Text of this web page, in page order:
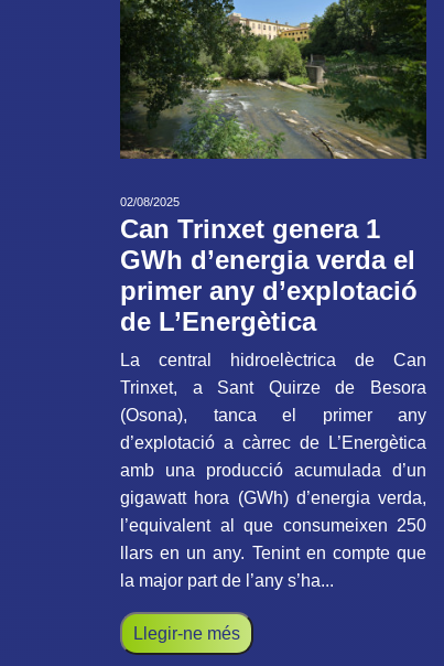
02/08/2025
Can Trinxet genera 1
GWh d’energia verda el
primer any d’explotació
de L’Energètica
La central hidroelèctrica de Can
Trinxet, a Sant Quirze de Besora
(Osona), tanca el primer any
d’explotació a càrrec de L’Energètica
amb una producció acumulada d’un
gigawatt hora (GWh) d’energia verda,
l’equivalent al que consumeixen 250
llars en un any. Tenint en compte que
la major part de l’any s’ha...
Llegir-ne més